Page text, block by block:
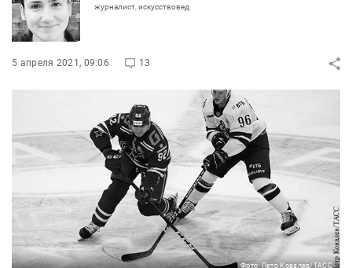
журналист, искусствовед
5 апреля 2021, 09:06 13
Фото: Петр Ковалев/ТАСС